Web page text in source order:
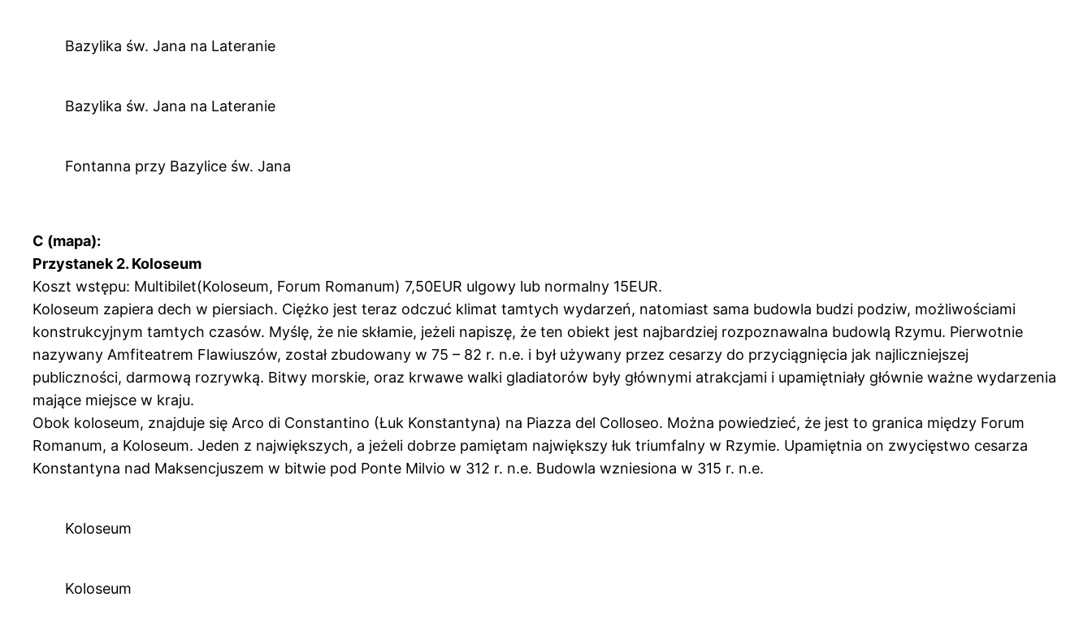
Bazylika św. Jana na Lateranie
Bazylika św. Jana na Lateranie
Fontanna przy Bazylice św. Jana
C (mapa):
Przystanek 2. Koloseum
Koszt wstępu: Multibilet(Koloseum, Forum Romanum) 7,50EUR ulgowy lub normalny 15EUR.
Koloseum zapiera dech w piersiach. Ciężko jest teraz odczuć klimat tamtych wydarzeń, natomiast sama budowla budzi podziw, możliwościami
konstrukcyjnym tamtych czasów. Myślę, że nie skłamie, jeżeli napiszę, że ten obiekt jest najbardziej rozpoznawalna budowlą Rzymu. Pierwotnie
nazywany Amfiteatrem Flawiuszów, został zbudowany w 75 – 82 r. n.e. i był używany przez cesarzy do przyciągnięcia jak najliczniejszej
publiczności, darmową rozrywką. Bitwy morskie, oraz krwawe walki gladiatorów były głównymi atrakcjami i upamiętniały głównie ważne wydarzenia
mające miejsce w kraju.
Obok koloseum, znajduje się Arco di Constantino (Łuk Konstantyna) na Piazza del Colloseo. Można powiedzieć, że jest to granica między Forum
Romanum, a Koloseum. Jeden z największych, a jeżeli dobrze pamiętam największy łuk triumfalny w Rzymie. Upamiętnia on zwycięstwo cesarza
Konstantyna nad Maksencjuszem w bitwie pod Ponte Milvio w 312 r. n.e. Budowla wzniesiona w 315 r. n.e.
Koloseum
Koloseum